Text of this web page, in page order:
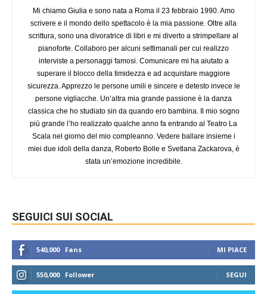
Mi chiamo Giulia e sono nata a Roma il 23 febbraio 1990. Amo
scrivere e il mondo dello spettacolo è la mia passione. Oltre alla
scrittura, sono una divoratrice di libri e mi diverto a strimpellare al
pianoforte. Collaboro per alcuni settimanali per cui realizzo
interviste a personaggi famosi. Comunicare mi ha aiutato a
superare il blocco della timidezza e ad acquistare maggiore
sicurezza. Apprezzo le persone umili e sincere e detesto invece le
persone vigliacche. Un’altra mia grande passione è la danza
classica che ho studiato sin da quando ero bambina. Il mio sogno
più grande l’ho realizzato qualche anno fa entrando al Teatro La
Scala nel giorno del mio compleanno. Vedere ballare insieme i
miei due idoli della danza, Roberto Bolle e Svetlana Zackarova, è
stata un’emozione incredibile.
SEGUICI SUI SOCIAL
540,000 Fans MI PIACE
550,000 Follower SEGUI